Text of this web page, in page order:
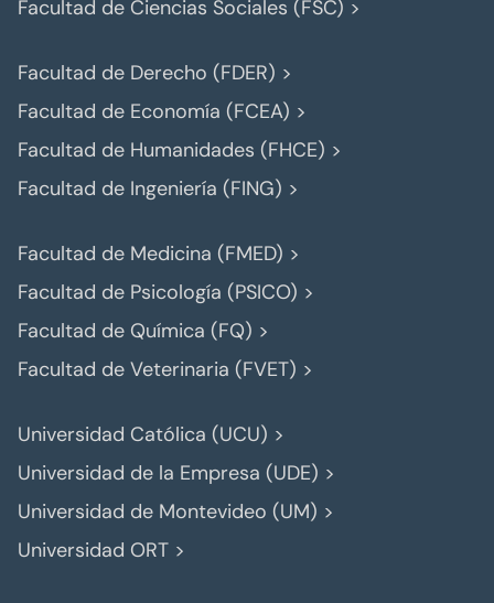
Facultad de Ciencias Sociales (FSC) >
Facultad de Derecho (FDER) >
Facultad de Economía (FCEA) >
Facultad de Humanidades (FHCE) >
Facultad de Ingeniería (FING) >
Facultad de Medicina (FMED) >
Facultad de Psicología (PSICO) >
Facultad de Química (FQ) >
Facultad de Veterinaria (FVET) >
Universidad Católica (UCU) >
Universidad de la Empresa (UDE) >
Universidad de Montevideo (UM) >
Universidad ORT >